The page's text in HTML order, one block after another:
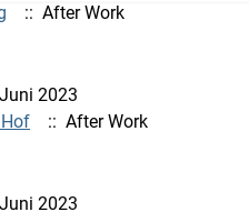
:: After Work
2023
:: After Work
2023